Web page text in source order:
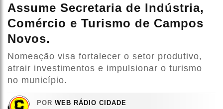
Assume Secretaria de Indústria,
Comércio e Turismo de Campos
Novos.
Nomeação visa fortalecer o setor produtivo,
atrair investimentos e impulsionar o turismo
no município.
POR WEB RÁDIO CIDADE